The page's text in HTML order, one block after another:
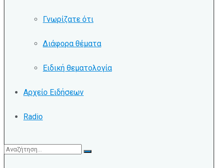
Γνωρίζατε ότι
Διάφορα θέματα
Ειδική θεματολογία
Αρχείο Ειδήσεων
Radio